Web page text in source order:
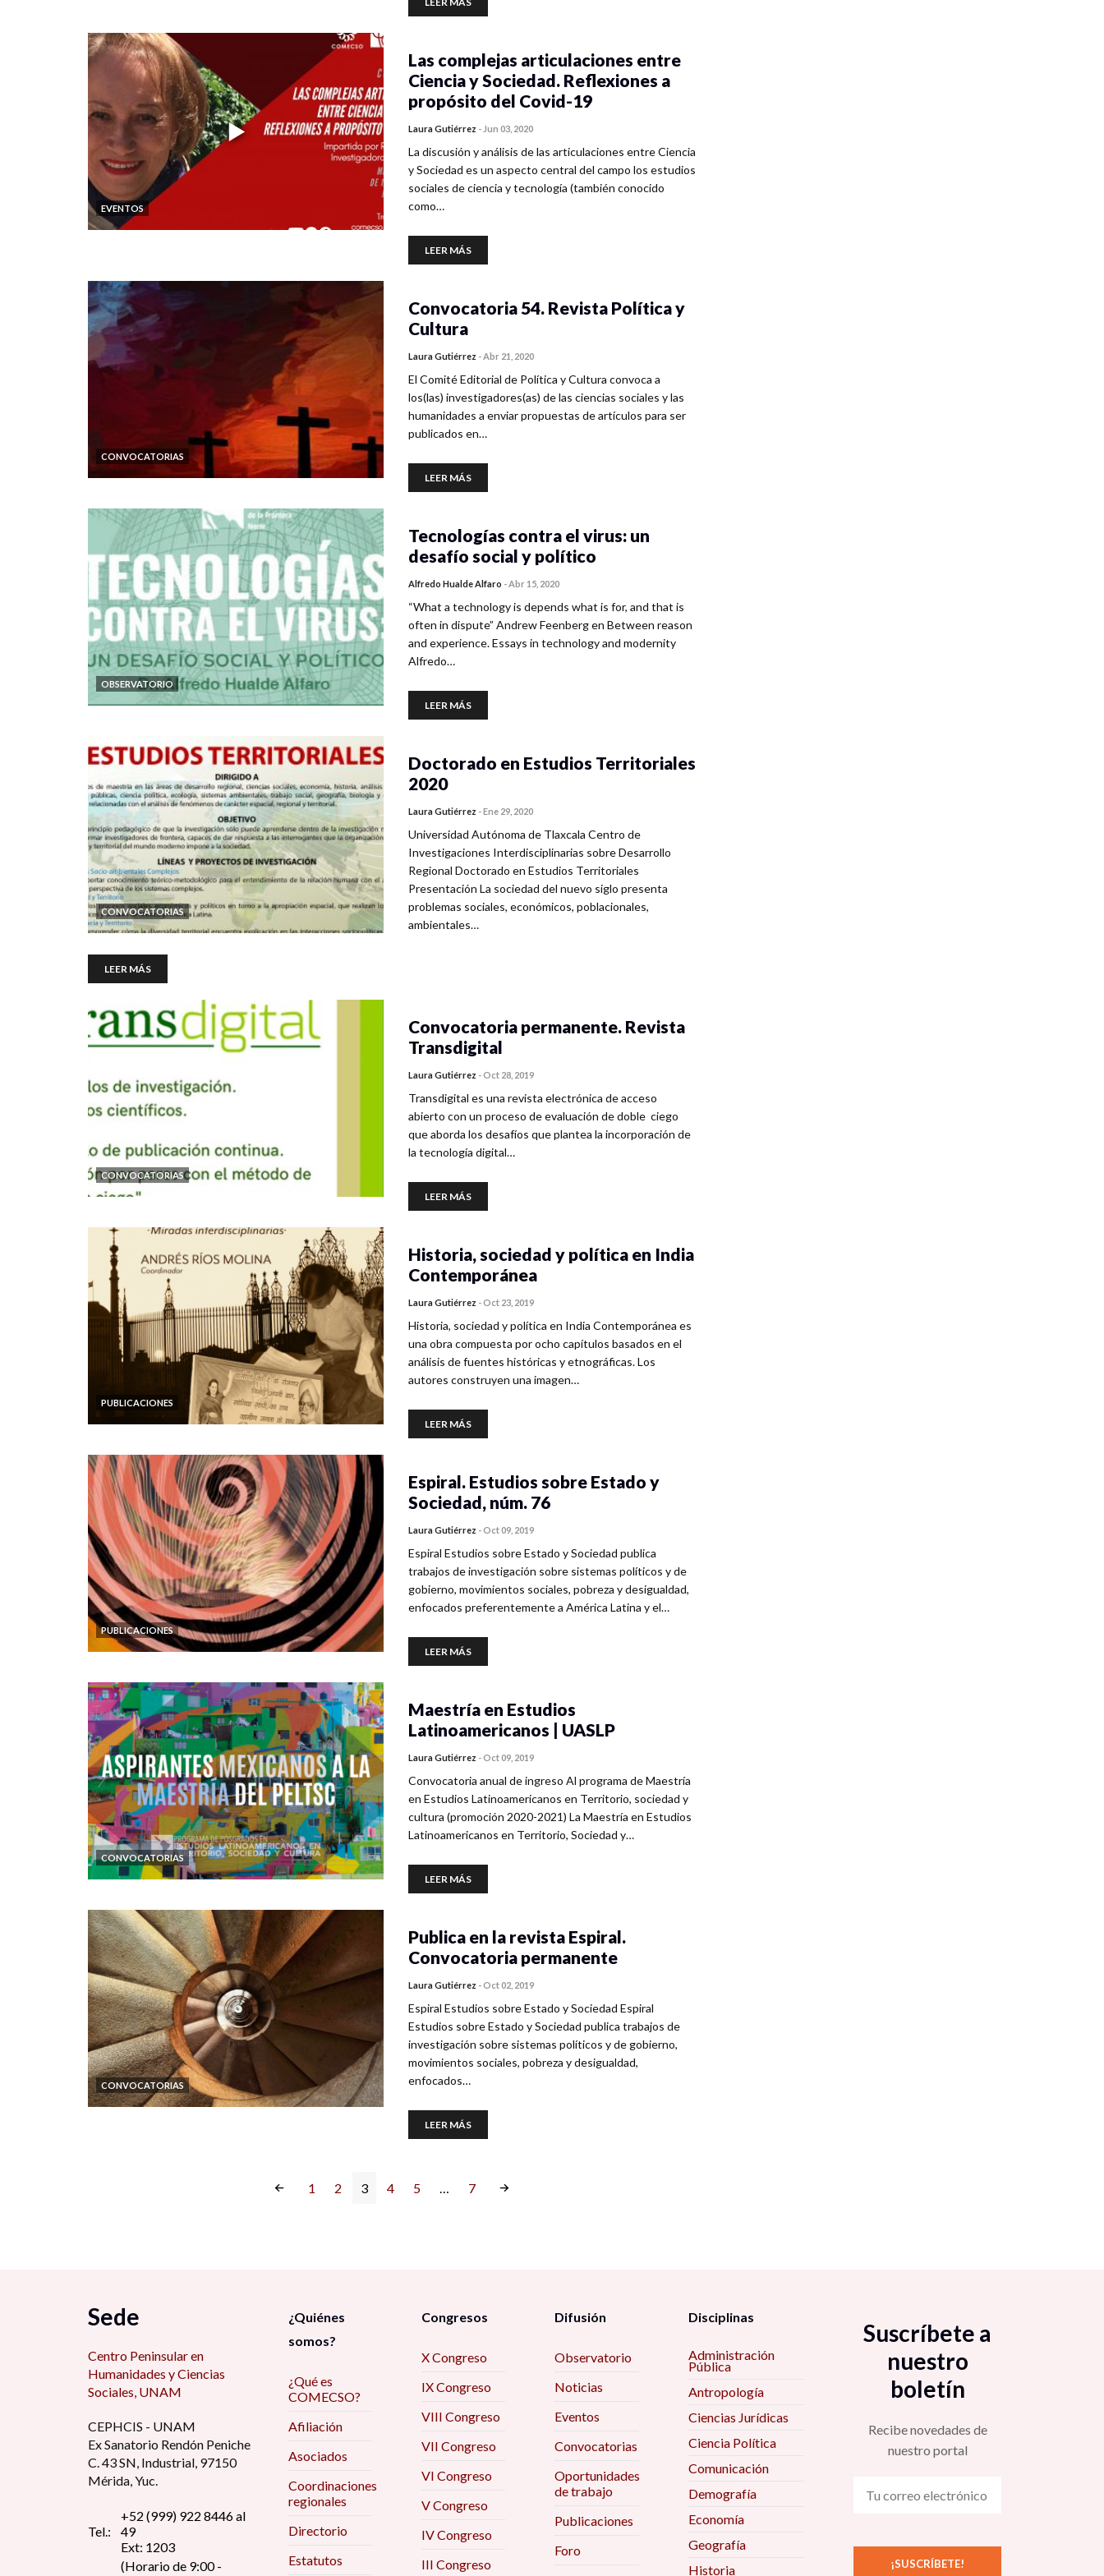
EVENTOS
Las complejas articulaciones entre
Ciencia y Sociedad. Reflexiones a
propósito del Covid-19
Laura Gutiérrez - Jun 03, 2020
La discusión y análisis de las articulaciones entre Ciencia
y Sociedad es un aspecto central del campo los estudios
sociales de ciencia y tecnología (también conocido
como…
LEER MÁS
CONVOCATORIAS
Convocatoria 54. Revista Política y
Cultura
Laura Gutiérrez -Abr 21, 2020
El Comité Editorial de Política y Cultura convoca a
los(las) investigadores(as) de las ciencias sociales y las
humanidades a enviar propuestas de artículos para ser
publicados en…
LEER MÁS
OBSERVATORIO
Tecnologías contra el virus: un
desafío social y político
Alfredo Hualde Alfaro -Abr 15, 2020
“What a technology is depends what is for, and that is
often in dispute” Andrew Feenberg en Between reason
and experience. Essays in technology and modernity
Alfredo…
LEER MÁS
CONVOCATORIAS
Doctorado en Estudios Territoriales
2020
Laura Gutiérrez -Ene 29, 2020
Universidad Autónoma de Tlaxcala Centro de
Investigaciones Interdisciplinarias sobre Desarrollo
Regional Doctorado en Estudios Territoriales
Presentación La sociedad del nuevo siglo presenta
problemas sociales, económicos, poblacionales,
ambientales…
LEER MÁS
CONVOCATORIAS
Convocatoria permanente. Revista
Transdigital
Laura Gutiérrez -Oct 28, 2019
Transdigital es una revista electrónica de acceso
abierto con un proceso de evaluación de doble ciego
que aborda los desafíos que plantea la incorporación de
la tecnología digital…
LEER MÁS
PUBLICACIONES
Historia, sociedad y política en India
Contemporánea
Laura Gutiérrez -Oct 23, 2019
Historia, sociedad y política en India Contemporánea es
una obra compuesta por ocho capítulos basados en el
análisis de fuentes históricas y etnográficas. Los
autores construyen una imagen…
LEER MÁS
PUBLICACIONES
Espiral. Estudios sobre Estado y
Sociedad, núm. 76
Laura Gutiérrez -Oct 09, 2019
Espiral Estudios sobre Estado y Sociedad publica
trabajos de investigación sobre sistemas políticos y de
gobierno, movimientos sociales, pobreza y desigualdad,
enfocados preferentemente a América Latina y el…
LEER MÁS
CONVOCATORIAS
Maestría en Estudios
Latinoamericanos | UASLP
Laura Gutiérrez -Oct 09, 2019
Convocatoria anual de ingreso Al programa de Maestría
en Estudios Latinoamericanos en Territorio, sociedad y
cultura (promoción 2020-2021) L​a Maestría en Estudios
Latinoamericanos en Territorio, Sociedad y…
LEER MÁS
CONVOCATORIAS
Publica en la revista Espiral.
Convocatoria permanente
Laura Gutiérrez -Oct 02, 2019
Espiral Estudios sobre Estado y Sociedad Espiral
Estudios sobre Estado y Sociedad publica trabajos de
investigación sobre sistemas políticos y de gobierno,
movimientos sociales, pobreza y desigualdad,
enfocados…
LEER MÁS
1 2 3 4 5 … 7
Sede
Centro Peninsular en
Humanidades y Ciencias
Sociales, UNAM
CEPHCIS - UNAM
Ex Sanatorio Rendón Peniche
C. 43 SN, Industrial, 97150
Mérida, Yuc.
Tel.:
+52 (999) 922 8446 al
49
Ext: 1203
(Horario de 9:00 -
¿Quiénes
somos?
¿Qué es
COMECSO?
Afiliación
Asociados
Coordinaciones
regionales
Directorio
Estatutos
Congresos
X Congreso
IX Congreso
VIII Congreso
VII Congreso
VI Congreso
V Congreso
IV Congreso
III Congreso
Difusión
Observatorio
Noticias
Eventos
Convocatorias
Oportunidades
de trabajo
Publicaciones
Foro
Disciplinas
Administración
Pública
Antropología
Ciencias Jurídicas
Ciencia Política
Comunicación
Demografía
Economía
Geografía
Historia
Suscríbete a
nuestro
boletín
Recibe novedades de
nuestro portal